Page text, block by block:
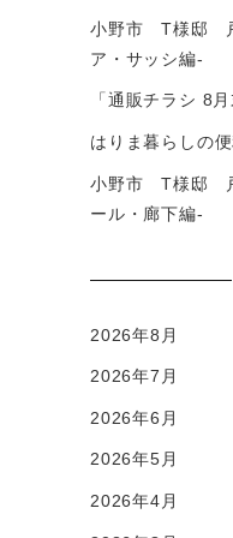
小野市 T様邸 戸
ア・サッシ編-
「通販チラシ 8
はりま暮らしの
小野市 T様邸 戸
ール・廊下編-
2026年8月
2026年7月
2026年6月
2026年5月
2026年4月